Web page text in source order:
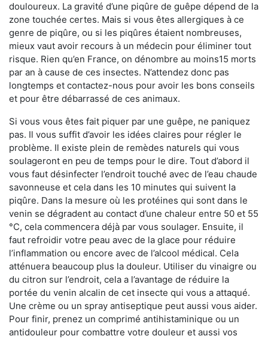
douloureux. La gravité d’une piqûre de guêpe dépend de la
zone touchée certes. Mais si vous êtes allergiques à ce
genre de piqûre, ou si les piqûres étaient nombreuses,
mieux vaut avoir recours à un médecin pour éliminer tout
risque. Rien qu’en France, on dénombre au moins15 morts
par an à cause de ces insectes. N’attendez donc pas
longtemps et contactez-nous pour avoir les bons conseils
et pour être débarrassé de ces animaux.
Si vous vous êtes fait piquer par une guêpe, ne paniquez
pas. Il vous suffit d’avoir les idées claires pour régler le
problème. Il existe plein de remèdes naturels qui vous
soulageront en peu de temps pour le dire. Tout d’abord il
vous faut désinfecter l’endroit touché avec de l’eau chaude
savonneuse et cela dans les 10 minutes qui suivent la
piqûre. Dans la mesure où les protéines qui sont dans le
venin se dégradent au contact d’une chaleur entre 50 et 55
°C, cela commencera déjà par vous soulager. Ensuite, il
faut refroidir votre peau avec de la glace pour réduire
l’inflammation ou encore avec de l’alcool médical. Cela
atténuera beaucoup plus la douleur. Utiliser du vinaigre ou
du citron sur l’endroit, cela a l’avantage de réduire la
portée du venin alcalin de cet insecte qui vous a attaqué.
Une crème ou un spray antiseptique peut aussi vous aider.
Pour finir, prenez un comprimé antihistaminique ou un
antidouleur pour combattre votre douleur et aussi vos